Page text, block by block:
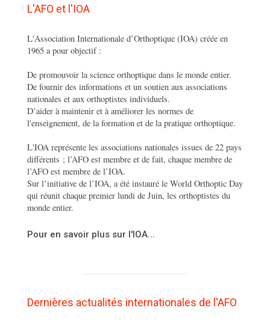
L'AFO et l'IOA
L'Association Internationale d’Orthoptique (IOA) créée en
1965 a pour objectif :
De promouvoir la science orthoptique dans le monde entier.
De fournir des informations et un soutien aux associations
nationales et aux orthoptistes individuels.
D’aider à maintenir et à améliorer les normes de
l'enseignement, de la formation et de la pratique orthoptique.
L'IOA représente les associations nationales issues de 22 pays
différents ; l’AFO est membre et de fait, chaque membre de
l’AFO est membre de l’IOA.
Sur l’initiative de l’IOA, a été instauré le World Orthoptic Day
qui réunit chaque premier lundi de Juin, les orthoptistes du
monde entier.
Pour en savoir plus sur l'IOA...
Dernières actualités internationales de l'AFO